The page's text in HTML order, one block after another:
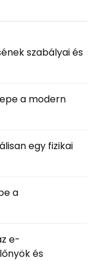
szabályai és
a modern
egy fizikai
a
e-
és